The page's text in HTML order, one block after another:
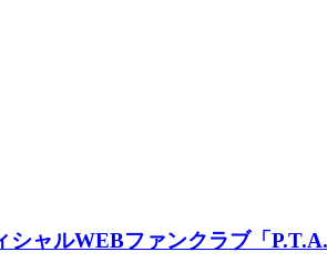
ャルWEBファンクラブ「